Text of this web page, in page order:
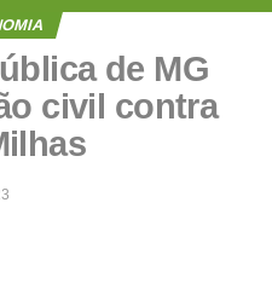
de MG
civil contra